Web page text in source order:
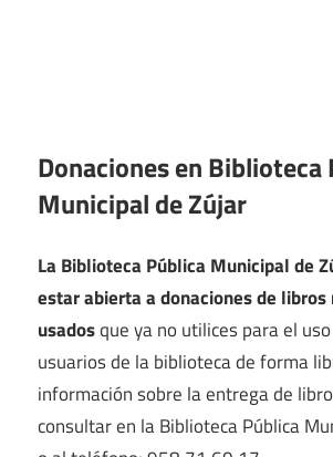
Donaciones en Biblioteca
Municipal de Zújar
La Biblioteca Pública Municipal de
estar abierta a donaciones de libros
usadosque ya no utilices para el
usuarios de la biblioteca de forma
información sobre la entrega de
consultar en la Biblioteca Pública